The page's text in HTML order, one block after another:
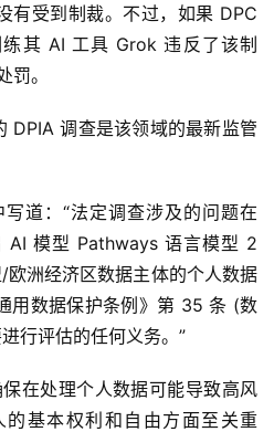
有受到制裁。不过，如果 DPC
其 AI 工具 Grok 违反了该制
。
DPIA 调查是该领域的最新监管
道：“法定调查涉及的问题在
AI 模型 Pathways 语言模型 2
洲经济区数据主体的个人数据
用数据保护条例》第 35 条 (数
行评估的任何义务。”
在处理个人数据可能导致高风
基本权利和自由方面至关重